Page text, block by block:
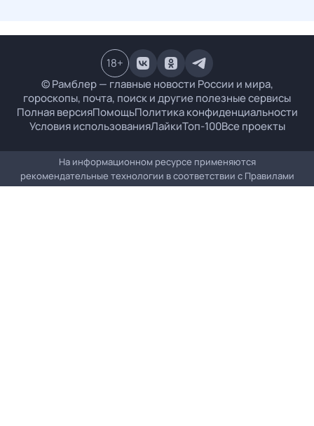
© Рамблер — главные новости России и мира,
гороскопы, почта, поиск и другие полезные сервисы
Полная версияПомощьПолитика конфиденциальности
Условия использованияЛайкиТоп-100Все проекты
18+
На информационном ресурсе применяются
рекомендательные технологии в соответствии с Правилами